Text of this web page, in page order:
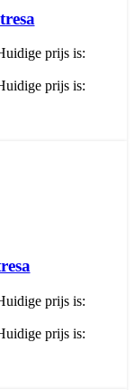
prijs is:
prijs is:
prijs is:
prijs is: